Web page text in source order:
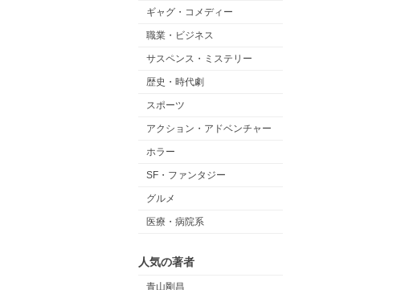
ギャグ・コメディー
職業・ビジネス
サスペンス・ミステリー
歴史・時代劇
スポーツ
アクション・アドベンチャー
ホラー
SF・ファンタジー
グルメ
医療・病院系
人気の著者
青山剛昌